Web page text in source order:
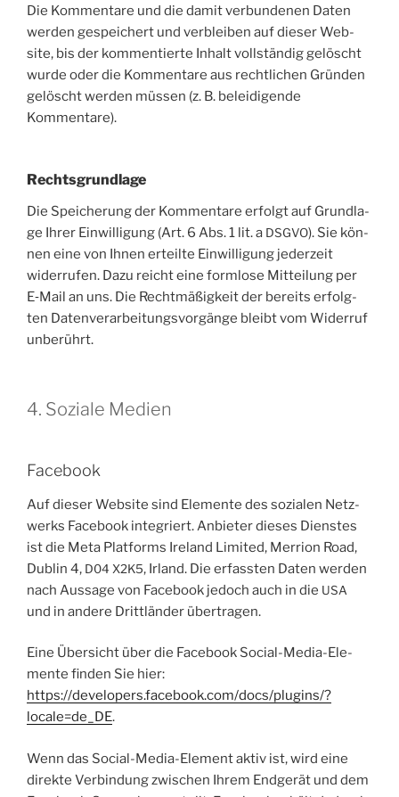
Die Kom­men­ta­re und die damit ver­bun­de­nen Daten
wer­den gespei­chert und ver­blei­ben auf die­ser Web­
site, bis der kom­men­tier­te Inhalt voll­stän­dig gelöscht
wur­de oder die Kom­men­ta­re aus recht­li­chen Grün­den
gelöscht wer­den müs­sen (z. B. belei­di­gen­de
Kommentare).
Rechtsgrundlage
Die Spei­che­rung der Kom­men­ta­re erfolgt auf Grund­la­
ge Ihrer Ein­wil­li­gung (Art. 6 Abs. 1 lit. a DSGVO). Sie kön­
nen eine von Ihnen erteil­te Ein­wil­li­gung jeder­zeit
wider­ru­fen. Dazu reicht eine form­lo­se Mit­tei­lung per
E‑Mail an uns. Die Recht­mä­ßig­keit der bereits erfolg­
ten Daten­ver­ar­bei­tungs­vor­gän­ge bleibt vom Wider­ruf
unberührt.
4. Soziale Medien
Facebook
Auf die­ser Web­site sind Ele­men­te des sozia­len Netz­
werks Face­book inte­griert. Anbie­ter die­ses Diens­tes
ist die Meta Plat­forms Ire­land Limi­t­ed, Mer­ri­on Road,
Dub­lin 4, D04 X2K5, Irland. Die erfass­ten Daten wer­den
nach Aus­sa­ge von Face­book jedoch auch in die USA
und in ande­re Dritt­län­der übertragen.
Eine Über­sicht über die Face­book Social-Media-Ele­
men­te fin­den Sie hier:
https://developers.facebook.com/docs/plugins/?
locale=de_DE.
Wenn das Social-Media-Ele­ment aktiv ist, wird eine
direk­te Ver­bin­dung zwi­schen Ihrem End­ge­rät und dem